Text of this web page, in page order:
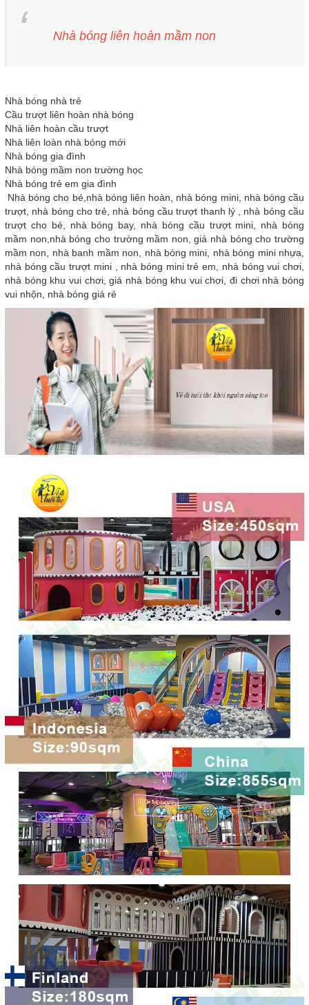
Nhà bóng liên hoàn mầm non
Nhà bóng nhà trẻ
Cầu trượt liên hoàn nhà bóng
Nhà liên hoàn cầu trượt
Nhà liên loàn nhà bóng mới
Nhà bóng gia đình
Nhà bóng mầm non trường học
Nhà bóng trẻ em gia đình
Nhà bóng cho bé,nhà bóng liên hoàn, nhà bóng mini, nhà bóng cầu
trượt, nhà bóng cho trẻ, nhà bóng cầu trượt thanh lý , nhà bóng cầu
trượt cho bé, nhà bóng bay, nhà bóng cầu trượt mini, nhà bóng
mầm non,nhà bóng cho trường mầm non, giá nhà bóng cho trường
mầm non, nhà banh mầm non, nhà bóng mini, nhà bóng mini nhựa,
nhà bóng cầu trượt mini , nhà bóng mini trẻ em, nhà bóng vui chơi,
nhà bóng khu vui chơi, giá nhà bóng khu vui chơi, đi chơi nhà bóng
vui nhộn, nhà bóng giá rẻ